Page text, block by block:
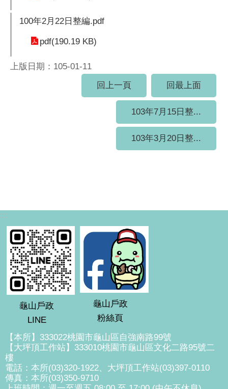
100年2月22日整編.pdf
pdf(190.19 KB)
上版日期：105-01-11
回上一頁
回最上面
103年7月15日整...
103年3月20日整...
:::
龜山戶政
LINE
龜山戶政
粉絲頁
【本所】333022桃園市龜山區自強南路99號
【大坪頂工作站】333010桃園市龜山區文化二路95號二
樓
電話：本所(03)320-1922、大坪頂工作站(03)397-0110
傳真：本所(03)350-9710